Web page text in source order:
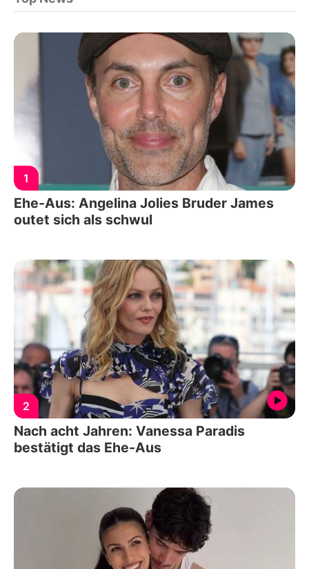
1
Ehe-Aus: Angelina Jolies Bruder James
outet sich als schwul
2
Nach acht Jahren: Vanessa Paradis
bestätigt das Ehe-Aus